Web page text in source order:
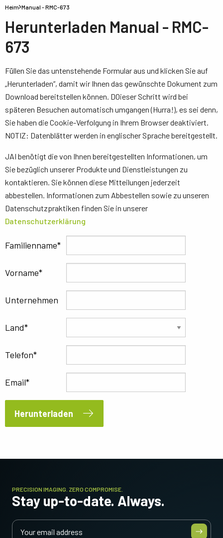
Heim Manual - RMC-673
Herunterladen Manual - RMC-
673
Füllen Sie das untenstehende Formular aus und klicken Sie auf
„Herunterladen“, damit wir Ihnen das gewünschte Dokument zum
Download bereitstellen können. D0ieser Schritt wird bei
späteren Besuchen automatisch umgangen (Hurra!), es sei denn,
Sie haben die Cookie-Verfolgung in Ihrem Browser deaktiviert.
NOTIZ: Datenblätter werden in englischer Sprache bereitgestellt.
JAI benötigt die von Ihnen bereitgestellten Informationen, um
Sie bezüglich unserer Produkte und Dienstleistungen zu
kontaktieren. Sie können diese Mitteilungen jederzeit
abbestellen. Informationen zum Abbestellen sowie zu unseren
Datenschutzpraktiken finden Sie in unserer
Datenschutzerklärung
Familienname
Vorname
Unternehmen
Land
Telefon
Email
Herunterladen
PRECISION IMAGING. ZERO COMPROMISE.
Stay up-to-date. Always.